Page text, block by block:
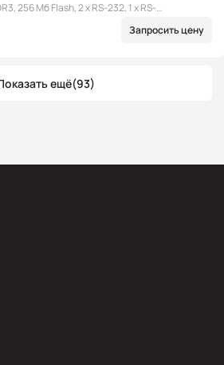
256 Мб Flash, 2 x RS-232, 1 x RS-
4 слота расширения, Win CE 7.0
Запросить цену
ещё(93)